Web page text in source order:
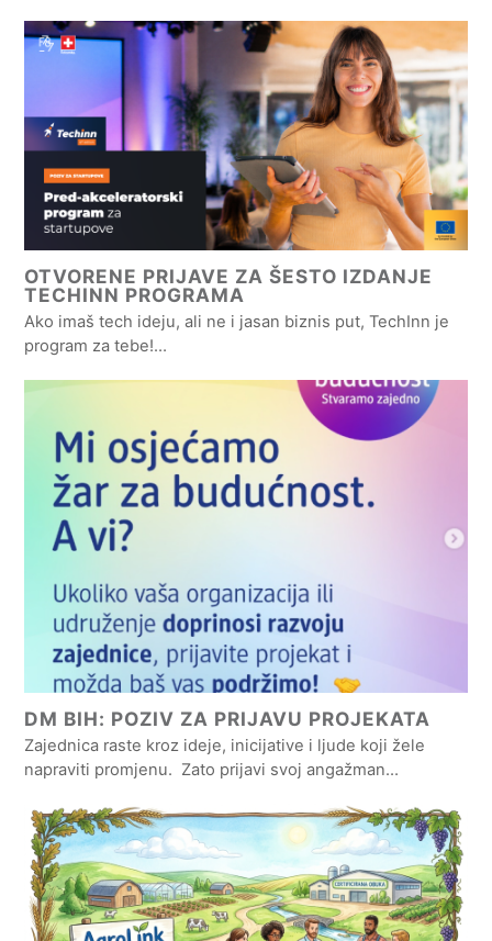
OTVORENE PRIJAVE ZA ŠESTO IZDANJE
TECHINN PROGRAMA
Ako imaš tech ideju, ali ne i jasan biznis put, TechInn je
program za tebe!…
DM BIH: POZIV ZA PRIJAVU PROJEKATA
Zajednica raste kroz ideje, inicijative i ljude koji žele
napraviti promjenu. Zato prijavi svoj angažman…